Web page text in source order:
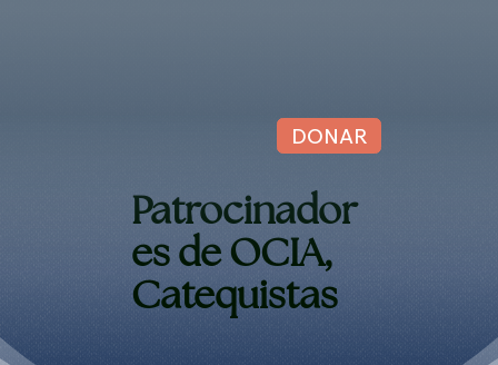
DONAR
Patrocinador
es de OCIA,
Catequistas